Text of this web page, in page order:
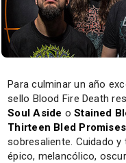
Para culminar un año
sello Blood Fire Death
Soul Aside oStained
Thirteen Bled Promises
sobresaliente. Cuidado
épico, melancólico,